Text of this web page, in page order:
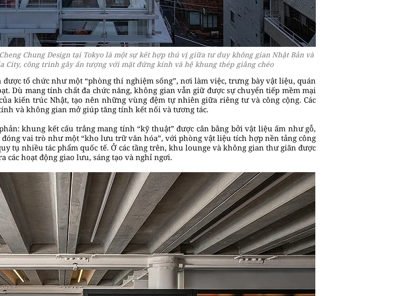
Chung Design tại Tokyo là một sự kết hợp thú vị giữa tư duy không gian Nhật Bản và
City, công trình gây ấn tượng với mặt đứng kính và hệ khung thép giằng chéo
tổ chức như một “phòng thí nghiệm sống”, nơi làm việc, trưng bày vật liệu, quán
Dù mang tính chất đa chức năng, không gian vẫn giữ được sự chuyển tiếp mềm mại
kiến trúc Nhật, tạo nên những vùng đệm tự nhiên giữa riêng tư và công cộng. Các
và không gian mở giúp tăng tính kết nối và tương tác.
khung kết cấu trắng mang tính “kỹ thuật” được cân bằng bởi vật liệu ấm như gỗ,
đóng vai trò như một “kho lưu trữ văn hóa”, với phòng vật liệu tích hợp nền tảng công
tụ nhiều tác phẩm quốc tế. Ở các tầng trên, khu lounge và không gian thư giãn được
hoạt động giao lưu, sáng tạo và nghỉ ngơi.